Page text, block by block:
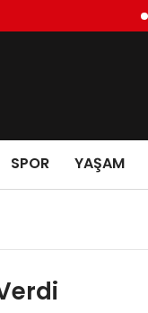
SPOR YAŞAM